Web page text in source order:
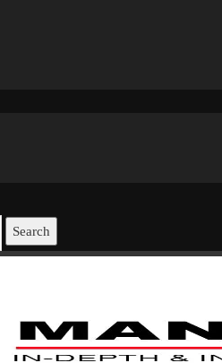
Search